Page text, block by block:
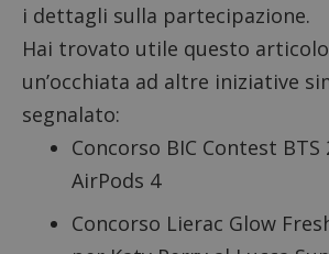
i dettagli sulla partecipazione.
Hai trovato utile questo
un’occhiata ad altre iniziative
segnalato:
Concorso BIC Contest BTS
AirPods 4
Concorso Lierac Glow